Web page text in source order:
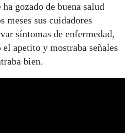
gozado de buena salud
meses sus cuidadores
síntomas de enfermedad,
apetito y mostraba señales
bien.